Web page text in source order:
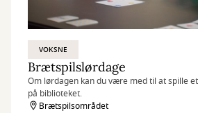
VOKSNE
Brætspilslørdage
Om lørdagen kan du være med til at spille
på biblioteket.
Brætspilsområdet